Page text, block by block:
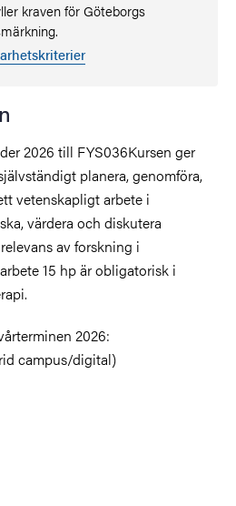
kraven för Göteborgs
2026 till FYS036Kursen ger
planera, genomföra,
vetenskapligt arbete i
värdera och diskutera
av forskning i
15 hp är obligatorisk i
2026:
campus/digital)